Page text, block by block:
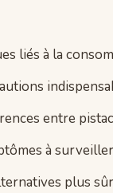
liés à la
entre
à
plus